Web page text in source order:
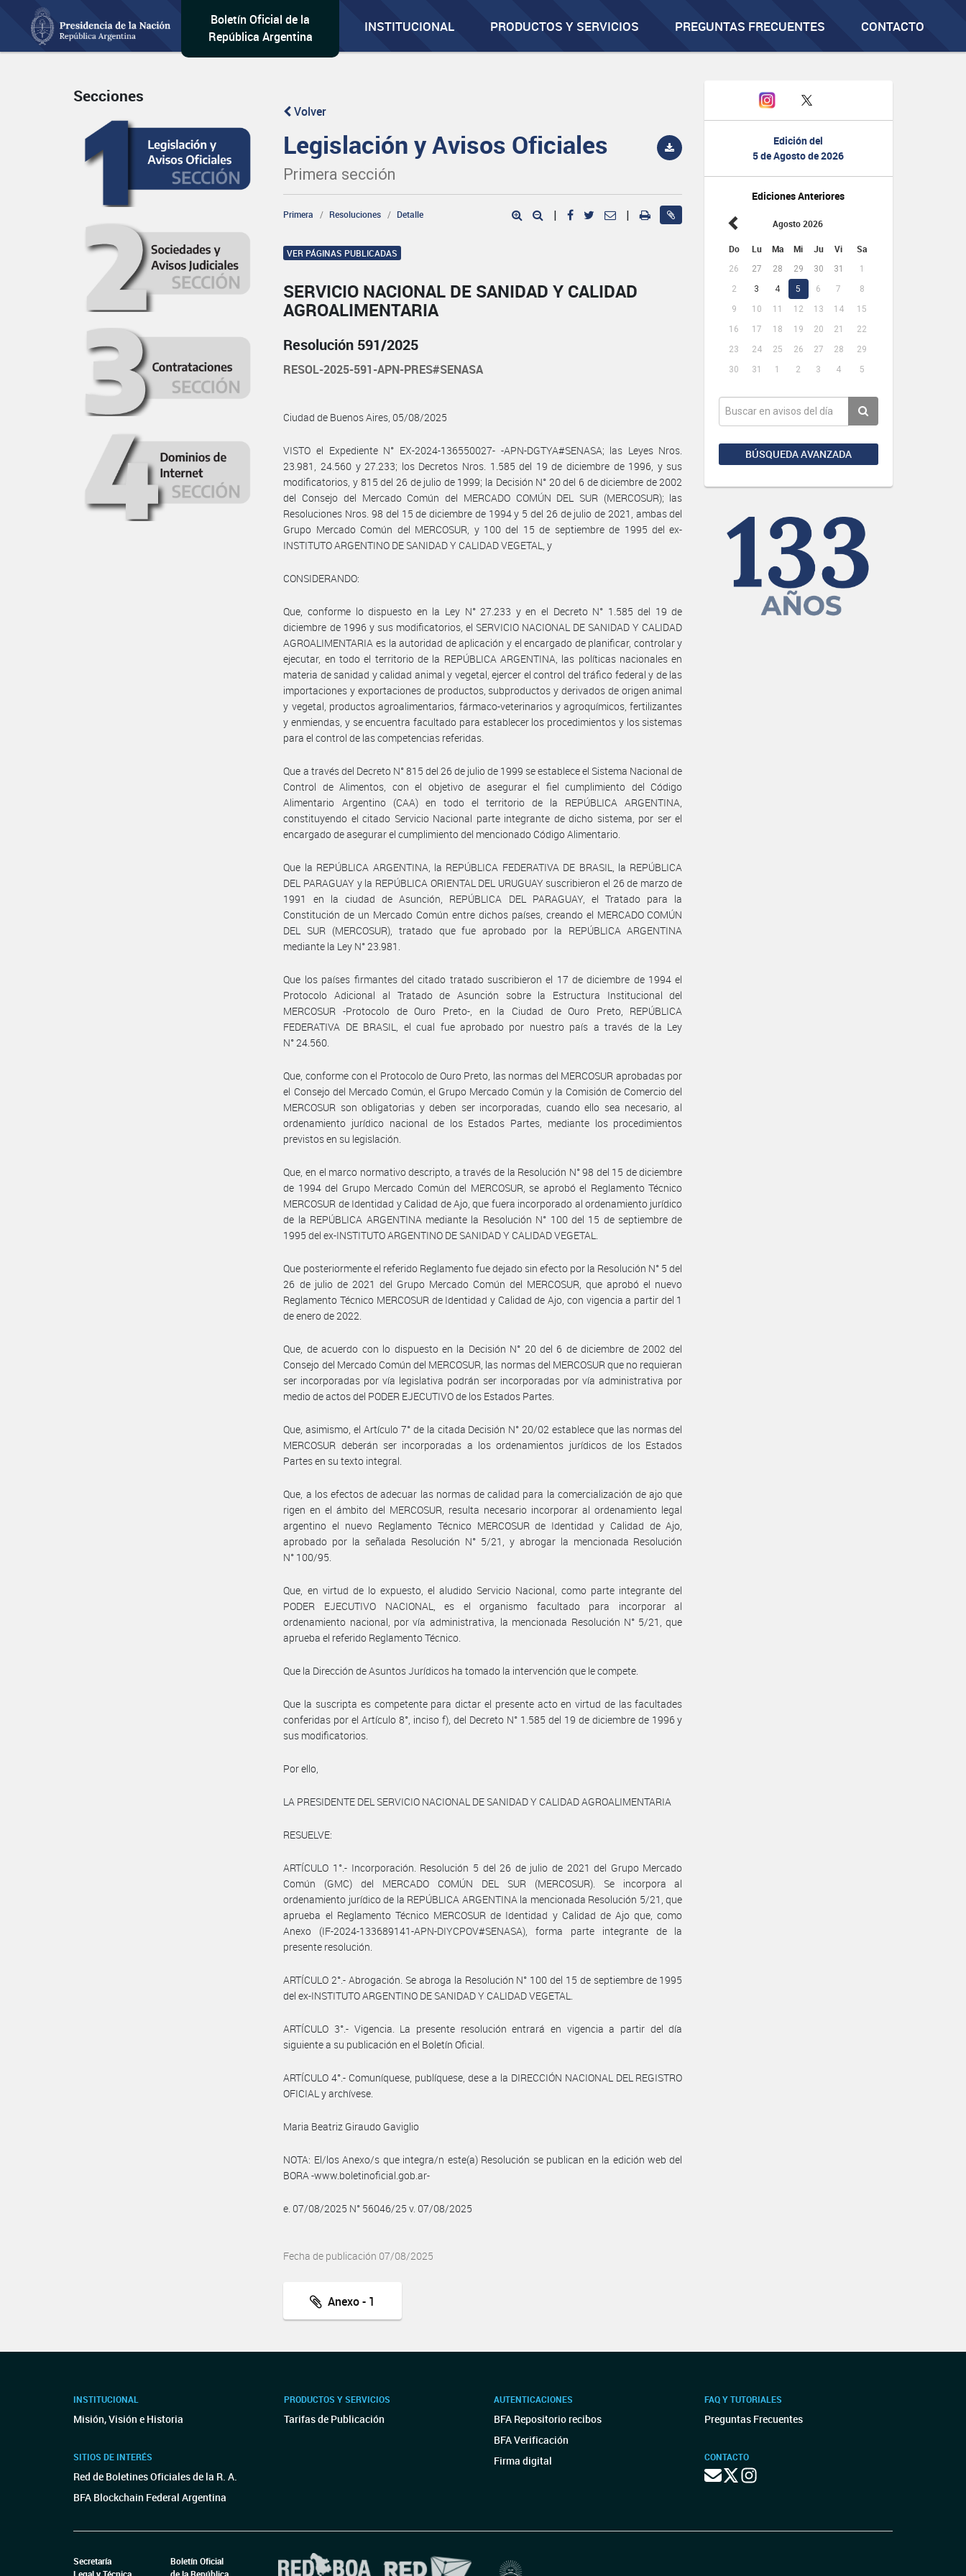
Boletín Oficial de la
República Argentina
INSTITUCIONAL PRODUCTOS Y SERVICIOS PREGUNTAS FRECUENTES CONTACTO
Edición del
5 de Agosto de 2026
Ediciones Anteriores
Agosto 2026
Do Lu Ma Mi Ju Vi Sa
26 27 28 29 30 31
1
2
3 4 5 6 7
8
9
10 11 12 13 14
15
16
17 18 19 20 21
22
23
24 25 26 27 28
29
30
31 1 2 3 4 5
BÚSQUEDA AVANZADA
Secciones
Volver
Legislación y Avisos Oficiales
Primera sección
Primera Resoluciones Detalle | |
VER PÁGINAS PUBLICADAS
SERVICIO NACIONAL DE SANIDAD Y CALIDAD
AGROALIMENTARIA
Resolución 591/2025
RESOL-2025-591-APN-PRES#SENASA
Ciudad de Buenos Aires, 05/08/2025
VISTO el Expediente N° EX-2024-136550027- -APN-DGTYA#SENASA; las Leyes Nros.
23.981, 24.560 y 27.233; los Decretos Nros. 1.585 del 19 de diciembre de 1996, y sus
modificatorios, y 815 del 26 de julio de 1999; la Decisión N° 20 del 6 de diciembre de 2002
del Consejo del Mercado Común del MERCADO COMÚN DEL SUR (MERCOSUR); las
Resoluciones Nros. 98 del 15 de diciembre de 1994 y 5 del 26 de julio de 2021, ambas del
Grupo Mercado Común del MERCOSUR, y 100 del 15 de septiembre de 1995 del ex-
INSTITUTO ARGENTINO DE SANIDAD Y CALIDAD VEGETAL, y
CONSIDERANDO:
Que, conforme lo dispuesto en la Ley N° 27.233 y en el Decreto N° 1.585 del 19 de
diciembre de 1996 y sus modificatorios, el SERVICIO NACIONAL DE SANIDAD Y CALIDAD
AGROALIMENTARIA es la autoridad de aplicación y el encargado de planificar, controlar y
ejecutar, en todo el territorio de la REPÚBLICA ARGENTINA, las políticas nacionales en
materia de sanidad y calidad animal y vegetal, ejercer el control del tráfico federal y de las
importaciones y exportaciones de productos, subproductos y derivados de origen animal
y vegetal, productos agroalimentarios, fármaco-veterinarios y agroquímicos, fertilizantes
y enmiendas, y se encuentra facultado para establecer los procedimientos y los sistemas
para el control de las competencias referidas.
Que a través del Decreto N° 815 del 26 de julio de 1999 se establece el Sistema Nacional de
Control de Alimentos, con el objetivo de asegurar el fiel cumplimiento del Código
Alimentario Argentino (CAA) en todo el territorio de la REPÚBLICA ARGENTINA,
constituyendo el citado Servicio Nacional parte integrante de dicho sistema, por ser el
encargado de asegurar el cumplimiento del mencionado Código Alimentario.
Que la REPÚBLICA ARGENTINA, la REPÚBLICA FEDERATIVA DE BRASIL, la REPÚBLICA
DEL PARAGUAY y la REPÚBLICA ORIENTAL DEL URUGUAY suscribieron el 26 de marzo de
1991 en la ciudad de Asunción, REPÚBLICA DEL PARAGUAY, el Tratado para la
Constitución de un Mercado Común entre dichos países, creando el MERCADO COMÚN
DEL SUR (MERCOSUR), tratado que fue aprobado por la REPÚBLICA ARGENTINA
mediante la Ley N° 23.981.
Que los países firmantes del citado tratado suscribieron el 17 de diciembre de 1994 el
Protocolo Adicional al Tratado de Asunción sobre la Estructura Institucional del
MERCOSUR -Protocolo de Ouro Preto-, en la Ciudad de Ouro Preto, REPÚBLICA
FEDERATIVA DE BRASIL, el cual fue aprobado por nuestro país a través de la Ley
N° 24.560.
Que, conforme con el Protocolo de Ouro Preto, las normas del MERCOSUR aprobadas por
el Consejo del Mercado Común, el Grupo Mercado Común y la Comisión de Comercio del
MERCOSUR son obligatorias y deben ser incorporadas, cuando ello sea necesario, al
ordenamiento jurídico nacional de los Estados Partes, mediante los procedimientos
previstos en su legislación.
Que, en el marco normativo descripto, a través de la Resolución N° 98 del 15 de diciembre
de 1994 del Grupo Mercado Común del MERCOSUR, se aprobó el Reglamento Técnico
MERCOSUR de Identidad y Calidad de Ajo, que fuera incorporado al ordenamiento jurídico
de la REPÚBLICA ARGENTINA mediante la Resolución N° 100 del 15 de septiembre de
1995 del ex-INSTITUTO ARGENTINO DE SANIDAD Y CALIDAD VEGETAL.
Que posteriormente el referido Reglamento fue dejado sin efecto por la Resolución N° 5 del
26 de julio de 2021 del Grupo Mercado Común del MERCOSUR, que aprobó el nuevo
Reglamento Técnico MERCOSUR de Identidad y Calidad de Ajo, con vigencia a partir del 1
de enero de 2022.
Que, de acuerdo con lo dispuesto en la Decisión N° 20 del 6 de diciembre de 2002 del
Consejo del Mercado Común del MERCOSUR, las normas del MERCOSUR que no requieran
ser incorporadas por vía legislativa podrán ser incorporadas por vía administrativa por
medio de actos del PODER EJECUTIVO de los Estados Partes.
Que, asimismo, el Artículo 7° de la citada Decisión N° 20/02 establece que las normas del
MERCOSUR deberán ser incorporadas a los ordenamientos jurídicos de los Estados
Partes en su texto integral.
Que, a los efectos de adecuar las normas de calidad para la comercialización de ajo que
rigen en el ámbito del MERCOSUR, resulta necesario incorporar al ordenamiento legal
argentino el nuevo Reglamento Técnico MERCOSUR de Identidad y Calidad de Ajo,
aprobado por la señalada Resolución N° 5/21, y abrogar la mencionada Resolución
N° 100/95.
Que, en virtud de lo expuesto, el aludido Servicio Nacional, como parte integrante del
PODER EJECUTIVO NACIONAL, es el organismo facultado para incorporar al
ordenamiento nacional, por vía administrativa, la mencionada Resolución N° 5/21, que
aprueba el referido Reglamento Técnico.
Que la Dirección de Asuntos Jurídicos ha tomado la intervención que le compete.
Que la suscripta es competente para dictar el presente acto en virtud de las facultades
conferidas por el Artículo 8°, inciso f), del Decreto N° 1.585 del 19 de diciembre de 1996 y
sus modificatorios.
Por ello,
LA PRESIDENTE DEL SERVICIO NACIONAL DE SANIDAD Y CALIDAD AGROALIMENTARIA
RESUELVE:
ARTÍCULO 1°.- Incorporación. Resolución 5 del 26 de julio de 2021 del Grupo Mercado
Común (GMC) del MERCADO COMÚN DEL SUR (MERCOSUR). Se incorpora al
ordenamiento jurídico de la REPÚBLICA ARGENTINA la mencionada Resolución 5/21, que
aprueba el Reglamento Técnico MERCOSUR de Identidad y Calidad de Ajo que, como
Anexo (IF-2024-133689141-APN-DIYCPOV#SENASA), forma parte integrante de la
presente resolución.
ARTÍCULO 2°.- Abrogación. Se abroga la Resolución N° 100 del 15 de septiembre de 1995
del ex-INSTITUTO ARGENTINO DE SANIDAD Y CALIDAD VEGETAL.
ARTÍCULO 3°.- Vigencia. La presente resolución entrará en vigencia a partir del día
siguiente a su publicación en el Boletín Oficial.
ARTÍCULO 4°.- Comuníquese, publíquese, dese a la DIRECCIÓN NACIONAL DEL REGISTRO
OFICIAL y archívese.
Maria Beatriz Giraudo Gaviglio
NOTA: El/los Anexo/s que integra/n este(a) Resolución se publican en la edición web del
BORA -www.boletinoficial.gob.ar-
e. 07/08/2025 N° 56046/25 v. 07/08/2025
Fecha de publicación 07/08/2025
Anexo - 1
INSTITUCIONAL
Misión, Visión e Historia
SITIOS DE INTERÉS
Red de Boletines Oficiales de la R. A.
BFA Blockchain Federal Argentina
PRODUCTOS Y SERVICIOS
Tarifas de Publicación
AUTENTICACIONES
BFA Repositorio recibos
BFA Verificación
Firma digital
FAQ Y TUTORIALES
Preguntas Frecuentes
CONTACTO
Secretaría
Legal y Técnica
Boletín Oficial